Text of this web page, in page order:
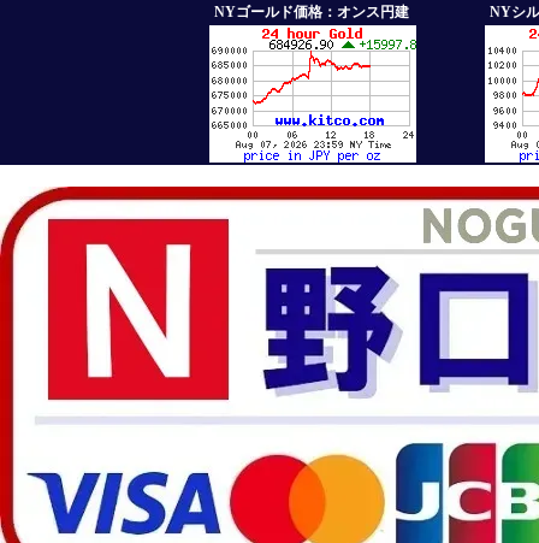
NYゴールド価格：オンス円建 NYシ